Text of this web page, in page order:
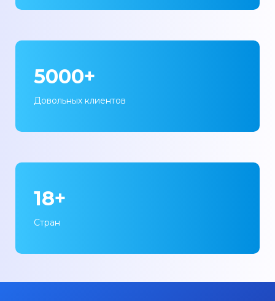
5000+
Довольных клиентов
18+
Стран